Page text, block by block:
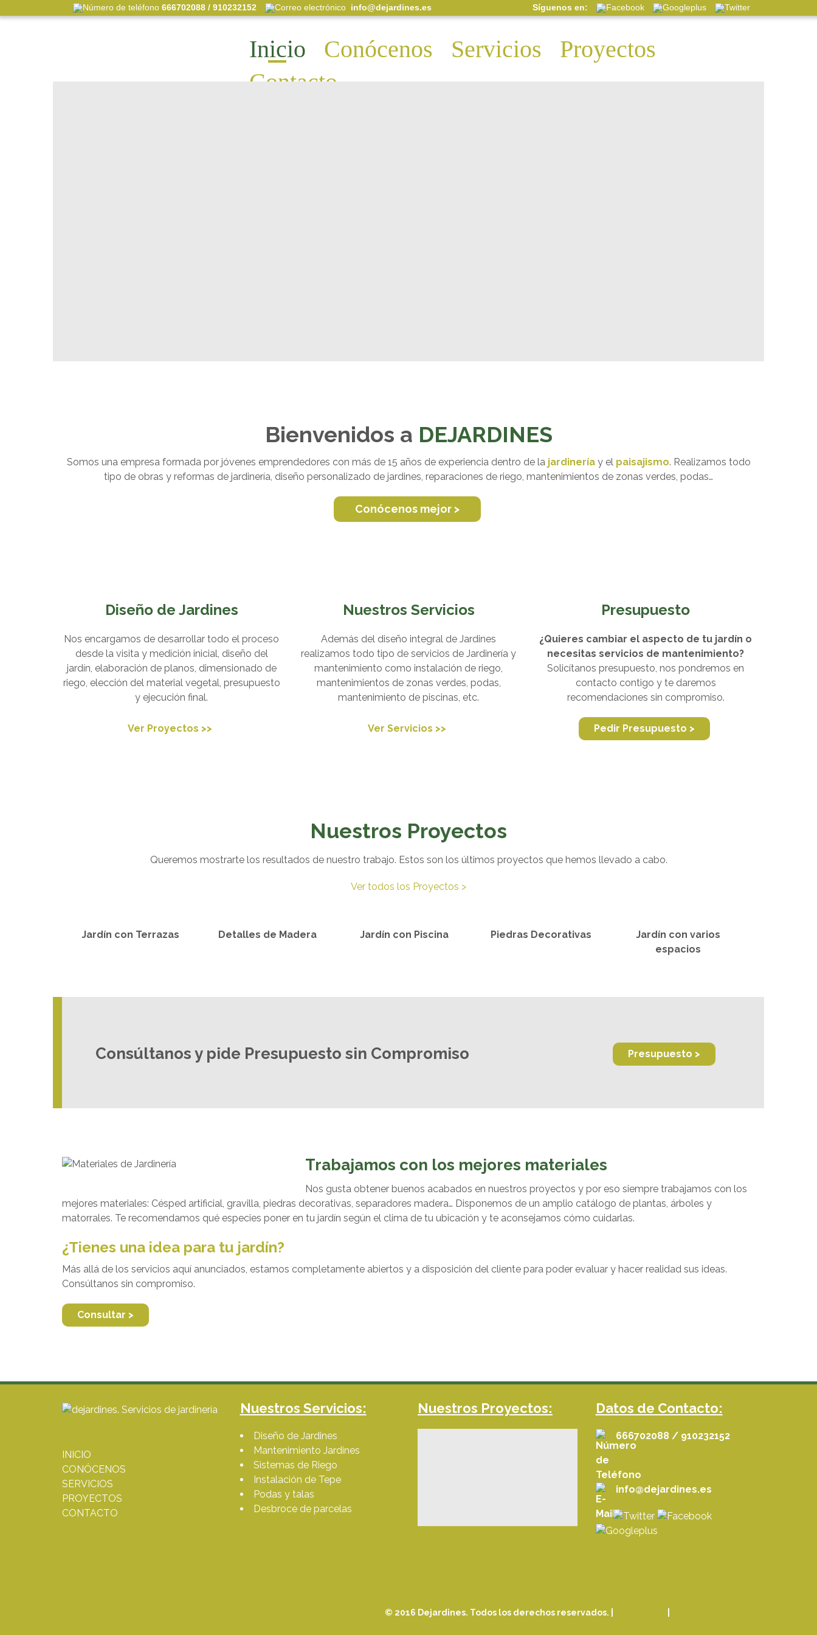
666702088 / 910232152 info@dejardines.es Síguenos en:
Inicio Conócenos Servicios
Proyectos
Contacto
Bienvenidos a DEJARDINES
Somos una empresa formada por jóvenes emprendedores con más de 15 años de experiencia dentro de la jardineríay el paisajismo. Realizamos todo
tipo de obras y reformas de jardinería, diseño personalizado de jardines, reparaciones de riego, mantenimientos de zonas verdes, podas…
Conócenos mejor >
Diseño de Jardines
Nos encargamos de desarrollar todo el proceso
desde la visita y medición inicial, diseño del
jardín, elaboración de planos, dimensionado de
riego, elección del material vegetal, presupuesto
y ejecución final.
Ver Proyectos >>
Nuestros Servicios
Además del diseño integral de Jardines
realizamos todo tipo de servicios de Jardinería y
mantenimiento como instalación de riego,
mantenimientos de zonas verdes, podas,
mantenimiento de piscinas, etc.
Ver Servicios >>
Presupuesto
¿Quieres cambiar el aspecto de tu jardín o
necesitas servicios de mantenimiento?
Solicítanos presupuesto, nos pondremos en
contacto contigo y te daremos
recomendaciones sin compromiso.
Pedir Presupuesto >
Nuestros Proyectos
Queremos mostrarte los resultados de nuestro trabajo. Estos son los últimos proyectos que hemos llevado a cabo.
Ver todos los Proyectos >
Jardín con Terrazas Detalles de Madera Jardín con Piscina Piedras Decorativas
Jardín con varios
espacios
Consúltanos y pide Presupuesto sin Compromiso Presupuesto >
Trabajamos con los mejores materiales
Nos gusta obtener buenos acabados en nuestros proyectos y por eso siempre trabajamos con los
mejores materiales: Césped artificial, gravilla, piedras decorativas, separadores madera… Disponemos de un amplio catálogo de plantas, árboles y
matorrales. Te recomendamos qué especies poner en tu jardín según el clima de tu ubicación y te aconsejamos cómo cuidarlas.
¿Tienes una idea para tu jardín?
Más allá de los servicios aquí anunciados, estamos completamente abiertos y a disposición del cliente para poder evaluar y hacer realidad sus ideas.
Consúltanos sin compromiso.
Consultar >
INICIO
CONÓCENOS
SERVICIOS
PROYECTOS
CONTACTO
Nuestros Servicios:
Diseño de Jardines
Mantenimiento Jardines
Sistemas de Riego
Instalación de Tepe
Podas y talas
Desbroce de parcelas
Nuestros Proyectos: Datos de Contacto:
666702088 / 910232152
info@dejardines.es
© 2016 Dejardines. Todos los derechos reservados. |